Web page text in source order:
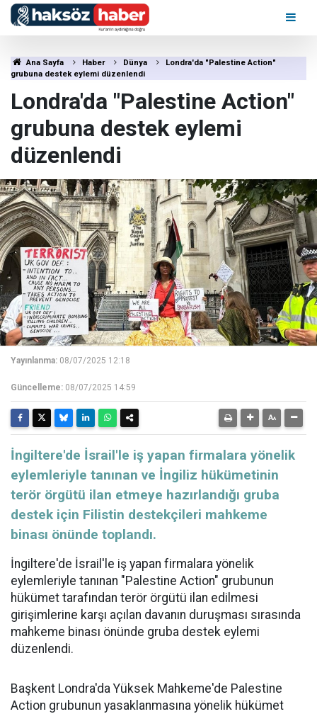
Ana Sayfa Haber Dünya
Londra'da "Palestine Action"
grubuna destek eylemi düzenlendi
Londra'da "Palestine Action"
grubuna destek eylemi
düzenlendi
Yayınlanma: 08/07/2025 12:18
Güncelleme: 08/07/2025 14:59
İngiltere'de İsrail'le iş yapan firmalara yönelik
eylemleriyle tanınan ve İngiliz hükümetinin
terör örgütü ilan etmeye hazırlandığı gruba
destek için Filistin destekçileri mahkeme
binası önünde toplandı.
İngiltere'de İsrail'le iş yapan firmalara yönelik
eylemleriyle tanınan "Palestine Action" grubunun
hükümet tarafından terör örgütü ilan edilmesi
girişimlerine karşı açılan davanın duruşması sırasında
mahkeme binası önünde gruba destek eylemi
düzenlendi.
Başkent Londra'da Yüksek Mahkeme'de Palestine
Action grubunun yasaklanmasına yönelik hükümet